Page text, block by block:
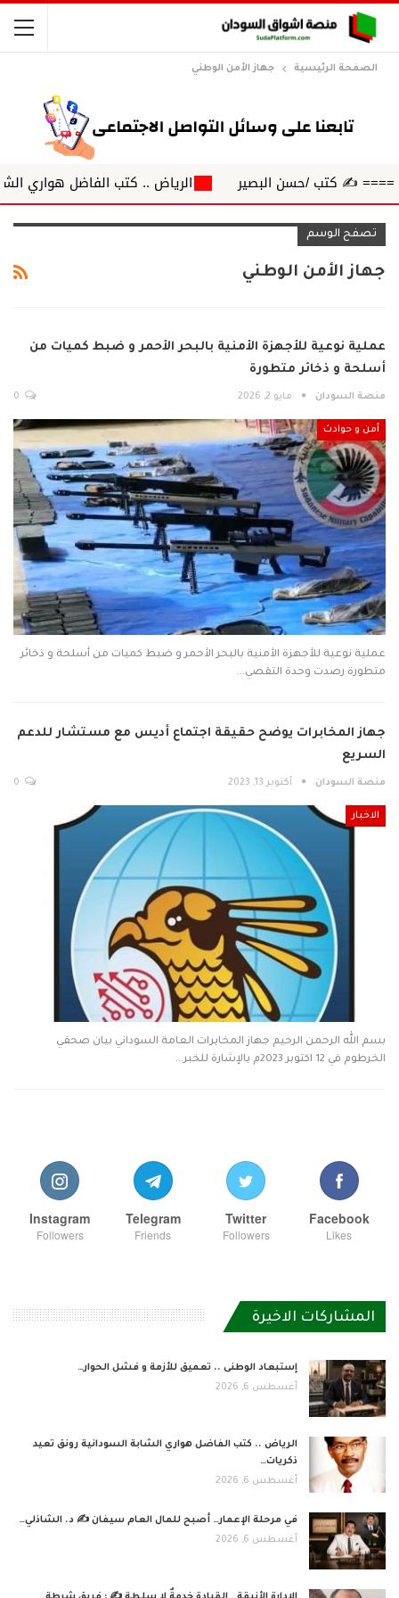
الصفحة الرئيسية جهاز الأمن الوطني
✍️ كتب /حسن البصير الرياض .. كتب الفاضل هواري الشابة
تصفح الوسم
جهاز الأمن الوطني
عملية نوعية للأجهزة الأمنية بالبحر الأحمر و ضبط كميات من
أسلحة و ذخائر متطورة
منصة السودان مايو 2, 2026
أمن و حوادث
عملية نوعية للأجهزة الأمنية بالبحر الأحمر و ضبط كميات من أسلحة و ذخائر
متطورة رصدت وحدة التقصي…
جهاز المخابرات يوضح حقيقة اجتماع أديس مع مستشار للدعم
السريع
منصة السودان أكتوبر 13, 2023
الاخبار
بسم الله الرحمن الرحيم جهاز المخابرات العامة السوداني بيان صحفي
الخرطوم في 12 اكتوبر 2023م بالإشارة للخبر…
Facebook
Likes
Twitter
Followers
Telegram
Friends
Instagram
Followers
المشاركات الاخيرة
إستبعاد الوطنى .. تعميق للأزمة و فشل الحوار…
أغسطس 6, 2026
الرياض .. كتب الفاضل هواري الشابة السودانية رونق تعيد
ذكريات…
أغسطس 6, 2026
في مرحلة الإعمار… أصبح للمال العام سيفان ✍️ د. الشاذلي…
أغسطس 6, 2026